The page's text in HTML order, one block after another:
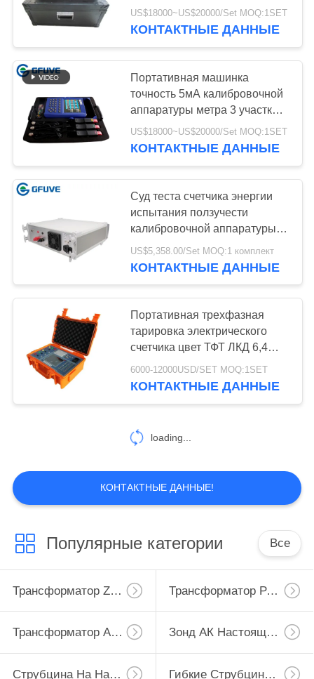
источником питания нагрузки
US$18000~US$20000/Set MOQ:1SET
КОНТАКТНЫЕ ДАННЫЕ
Портативная машинка
точность 5мА калибровочной
аппаратуры метра 3 участков
высокая - течение теста 20А
US$18000~US$20000/Set MOQ:1SET
КОНТАКТНЫЕ ДАННЫЕ
Суд теста счетчика энергии
испытания ползучести
калибровочной аппаратуры
метра большого хранения
емкости
US$5,358.00/Set MOQ:1 комплект
КОНТАКТНЫЕ ДАННЫЕ
Портативная трехфазная
тарировка электрического
счетчика цвет ТФТ ЛКД 6,4
дюймов с принтером
6000-12000USD/SET MOQ:1SET
КОНТАКТНЫЕ ДАННЫЕ
loading...
КОНТАКТНЫЕ ДАННЫЕ!
Популярные категории Все
Трансформатор Zero Последовательности Настоящий Трансформатор Разделенного Сердечника Настоящий
Трансформатор Аппаратуры Настоящий Зонд АК Настоящий
Струбцина На Настоящем Трансформаторе Гибкие Струбцины Кт